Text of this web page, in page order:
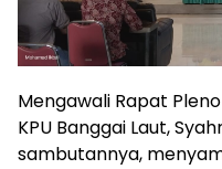
Mengawali Rapat
KPU Banggai Laut,
sambutannya,